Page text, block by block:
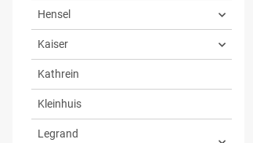
Hensel
Kaiser
Kathrein
Kleinhuis
Legrand